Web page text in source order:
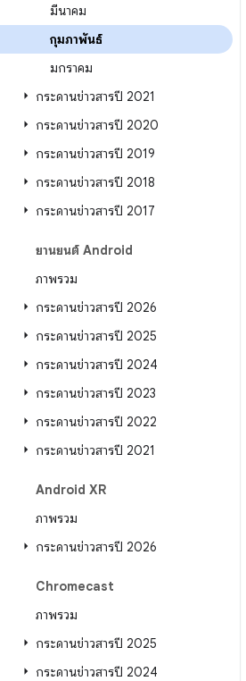
มีนาคม
กุมภาพันธ์
มกราคม
กระดานข่าวสารปี 2021
กระดานข่าวสารปี 2020
กระดานข่าวสารปี 2019
กระดานข่าวสารปี 2018
กระดานข่าวสารปี 2017
ยานยนต์ Android
ภาพรวม
กระดานข่าวสารปี 2026
กระดานข่าวสารปี 2025
กระดานข่าวสารปี 2024
กระดานข่าวสารปี 2023
กระดานข่าวสารปี 2022
กระดานข่าวสารปี 2021
Android XR
ภาพรวม
กระดานข่าวสารปี 2026
Chromecast
ภาพรวม
กระดานข่าวสารปี 2025
กระดานข่าวสารปี 2024